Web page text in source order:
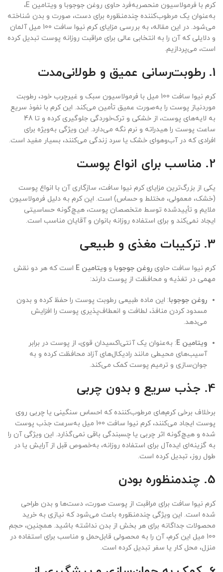
کرم با فرمولاسیون منحصربه‌فرد حاوی روغن جوجوبا و ویتامین E،
به‌عنوان یک مرطوب‌کننده چندمنظوره برای دست، صورت و بدن شناخته
می‌شود. در این مقاله، به بررسی مزایای کرم نیوا سافت 100 میل آلمان
و دلایلی که آن را به انتخابی عالی برای مراقبت روزانه پوست تبدیل کرده
است، می‌پردازیم.
1. رطوبت‌رسانی عمیق و طولانی‌مدت
کرم نیوا سافت 100 میل با فرمولاسیون سبک و غیرچرب خود، رطوبت
موردنیاز پوست را به‌صورت عمیق تأمین می‌کند. این کرم با نفوذ سریع
به لایه‌های پوست، از خشکی و ترک‌خوردگی جلوگیری کرده و تا 48
ساعت پوست را هیدراته و نرم نگه می‌دارد. این ویژگی به‌ویژه برای
افرادی که در آب‌وهوای خشک یا سرد زندگی می‌کنند، بسیار مفید است.
2. مناسب برای انواع پوست
یکی از بزرگ‌ترین مزایای کرم نیوا سافت، سازگاری آن با انواع پوست
(خشک، معمولی، مختلط و حساس) است. این کرم به دلیل فرمولاسیون
ملایم و تأییدشده توسط متخصصان پوست، هیچ‌گونه حساسیتی
ایجاد نمی‌کند و برای استفاده روزانه بانوان و آقایان مناسب است.
3. ترکیبات مغذی و طبیعی
کرم نیوا سافت حاوی روغن جوجوبا و ویتامین E
است که هر دو نقش
مهمی در تغذیه و محافظت از پوست دارند:
روغن جوجوبا: این ماده طبیعی رطوبت پوست را حفظ کرده و بدون
مسدود کردن منافذ، لطافت و انعطاف‌پذیری پوست را افزایش
می‌دهد.
ویتامین E
: به‌عنوان یک آنتی‌اکسیدان قوی، از پوست در برابر
آسیب‌های محیطی مانند رادیکال‌های آزاد محافظت کرده و به
جوان‌سازی و ترمیم پوست کمک می‌کند.
4. جذب سریع و بدون چربی
برخلاف برخی کرم‌های مرطوب‌کننده که احساس سنگینی یا چربی روی
پوست ایجاد می‌کنند، کرم نیوا سافت 100 میل به‌سرعت جذب پوست
شده و هیچ‌گونه اثر چربی یا چسبندگی باقی نمی‌گذارد. این ویژگی آن را
به گزینه‌ای ایده‌آل برای استفاده روزانه، به‌خصوص قبل از آرایش یا در
طول روز، تبدیل کرده است.
5. چندمنظوره بودن
کرم نیوا سافت برای مراقبت از پوست صورت، دست‌ها و بدن طراحی
شده است. این ویژگی چندمنظوره باعث می‌شود که نیازی به خرید
محصولات جداگانه برای هر بخش از بدن نداشته باشید. همچنین، حجم
100 میل این کرم، آن را به محصولی قابل‌حمل و مناسب برای استفاده در
منزل، محل کار یا سفر تبدیل کرده است.